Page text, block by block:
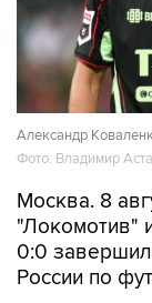
Александр
Фото: Владимир
Москва. 8
"Локомотив"
0:0
России по